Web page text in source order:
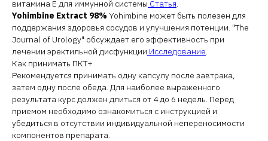
витамина E для иммунной системы Статья
Yohimbine Extract 98% Yohimbine может быть полезен для
поддержания здоровья сосудов и улучшения потенции. "The
Journal of Urology" обсуждает его эффективность при
лечении эректильной дисфункции Исследование
Как принимать ПКТ+
Рекомендуется принимать одну капсулу после завтрака,
затем одну после обеда. Для наиболее выраженного
результата курс должен длиться от 4 до 6 недель. Перед
приемом необходимо ознакомиться с инструкцией и
убедиться в отсутствии индивидуальной непереносимости
компонентов препарата.